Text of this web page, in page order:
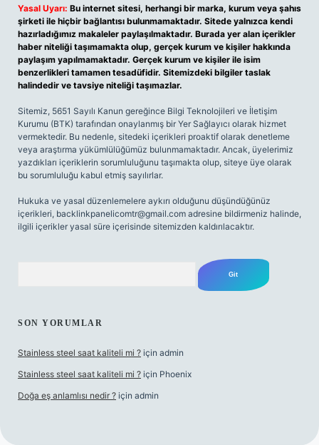
Yasal Uyarı: Bu internet sitesi, herhangi bir marka, kurum veya şahıs
şirketi ile hiçbir bağlantısı bulunmamaktadır. Sitede yalnızca kendi
hazırladığımız makaleler paylaşılmaktadır. Burada yer alan içerikler
haber niteliği taşımamakta olup, gerçek kurum ve kişiler hakkında
paylaşım yapılmamaktadır. Gerçek kurum ve kişiler ile isim
benzerlikleri tamamen tesadüfidir. Sitemizdeki bilgiler taslak
halindedir ve tavsiye niteliği taşımazlar.
Sitemiz, 5651 Sayılı Kanun gereğince Bilgi Teknolojileri ve İletişim
Kurumu (BTK) tarafından onaylanmış bir Yer Sağlayıcı olarak hizmet
vermektedir. Bu nedenle, sitedeki içerikleri proaktif olarak denetleme
veya araştırma yükümlülüğümüz bulunmamaktadır. Ancak, üyelerimiz
yazdıkları içeriklerin sorumluluğunu taşımakta olup, siteye üye olarak
bu sorumluluğu kabul etmiş sayılırlar.
Hukuka ve yasal düzenlemelere aykırı olduğunu düşündüğünüz
içerikleri, backlinkpanelicomtr@gmail.com adresine bildirmeniz halinde,
ilgili içerikler yasal süre içerisinde sitemizden kaldırılacaktır.
SON YORUMLAR
Stainless steel saat kaliteli mi ? için admin
Stainless steel saat kaliteli mi ? için Phoenix
Doğa eş anlamlısı nedir ? için admin